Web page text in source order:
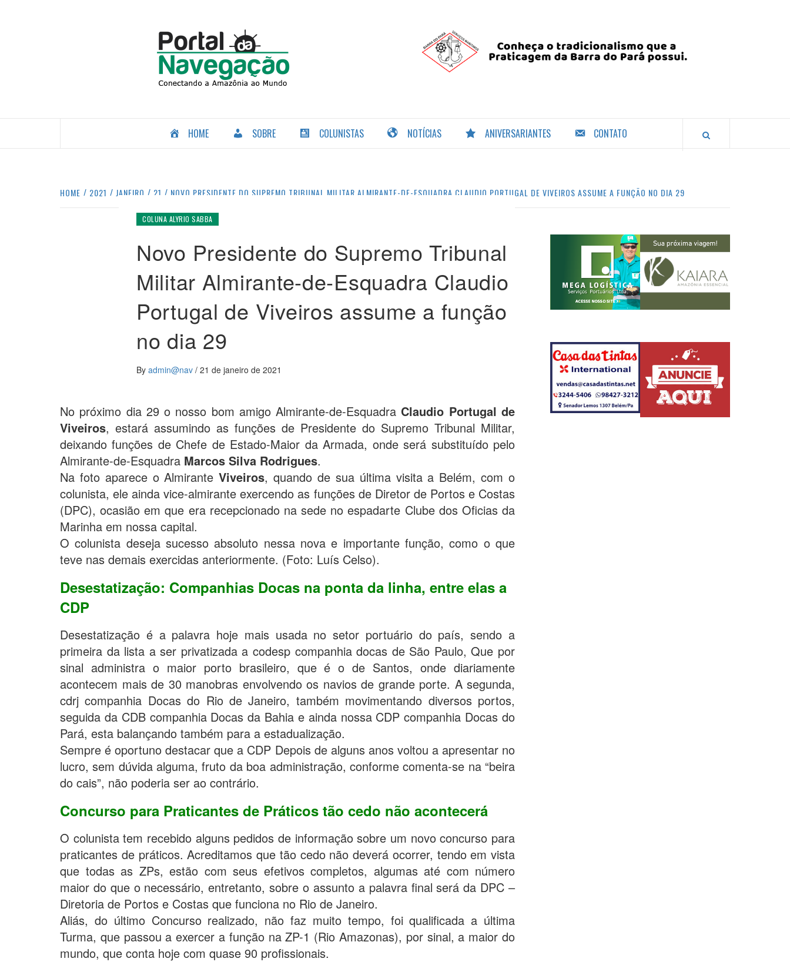
HOME SOBRE COLUNISTAS NOTÍCIAS ANIVERSARIANTES CONTATO
HOME 2021 JANEIRO 21 NOVO PRESIDENTE DO SUPREMO TRIBUNAL MILITAR ALMIRANTE-DE-ESQUADRA CLAUDIO PORTUGAL DE VIVEIROS ASSUME A FUNÇÃO NO DIA 29
COLUNA ALYRIO SABBA
Novo Presidente do Supremo Tribunal
Militar Almirante-de-Esquadra Claudio
Portugal de Viveiros assume a função
no dia 29
By admin@nav / 21 de janeiro de 2021
No próximo dia 29 o nosso bom amigo Almirante-de-Esquadra Claudio Portugal de
Viveiros, estará assumindo as funções de Presidente do Supremo Tribunal Militar,
deixando funções de Chefe de Estado-Maior da Armada, onde será substituído pelo
Almirante-de-Esquadra Marcos Silva Rodrigues.
Na foto aparece o Almirante Viveiros, quando de sua última visita a Belém, com o
colunista, ele ainda vice-almirante exercendo as funções de Diretor de Portos e Costas
(DPC), ocasião em que era recepcionado na sede no espadarte Clube dos Oficias da
Marinha em nossa capital.
O colunista deseja sucesso absoluto nessa nova e importante função, como o que
teve nas demais exercidas anteriormente. (Foto: Luís Celso).
Desestatização: Companhias Docas na ponta da linha, entre elas a
CDP
Desestatização é a palavra hoje mais usada no setor portuário do país, sendo a
primeira da lista a ser privatizada a codesp companhia docas de São Paulo, Que por
sinal administra o maior porto brasileiro, que é o de Santos, onde diariamente
acontecem mais de 30 manobras envolvendo os navios de grande porte. A segunda,
cdrj companhia Docas do Rio de Janeiro, também movimentando diversos portos,
seguida da CDB companhia Docas da Bahia e ainda nossa CDP companhia Docas do
Pará, esta balançando também para a estadualização.
Sempre é oportuno destacar que a CDP Depois de alguns anos voltou a apresentar no
lucro, sem dúvida alguma, fruto da boa administração, conforme comenta-se na “beira
do cais”, não poderia ser ao contrário.
Concurso para Praticantes de Práticos tão cedo não acontecerá
O colunista tem recebido alguns pedidos de informação sobre um novo concurso para
praticantes de práticos. Acreditamos que tão cedo não deverá ocorrer, tendo em vista
que todas as ZPs, estão com seus efetivos completos, algumas até com número
maior do que o necessário, entretanto, sobre o assunto a palavra final será da DPC –
Diretoria de Portos e Costas que funciona no Rio de Janeiro.
Aliás, do último Concurso realizado, não faz muito tempo, foi qualificada a última
Turma, que passou a exercer a função na ZP-1 (Rio Amazonas), por sinal, a maior do
mundo, que conta hoje com quase 90 profissionais.